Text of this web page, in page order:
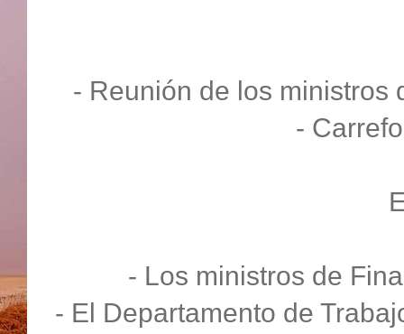
- Reunión de los ministros
-
- Los ministros de
- El Departamento de